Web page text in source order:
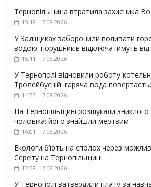
Тернопільщина втратила захисника
15:18 | 7.08.2026
У Заліщиках заборонили поливати
водою: порушників відключатимуть
15:11 | 7.08.2026
У Тернополі відновили роботу
Тролейбусній: гаряча вода
14:33 | 7.08.2026
На Тернопільщині розшукали зниклого
чоловіка: його знайшли мертвим
14:01 | 7.08.2026
Екологи б’ють на сполох через
Серету на Тернопільщині
13:38 | 7.08.2026
У Тернополі затвердили плату за